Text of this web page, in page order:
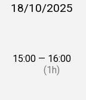
18/10/2025
15:00 — 16:00
(1h)